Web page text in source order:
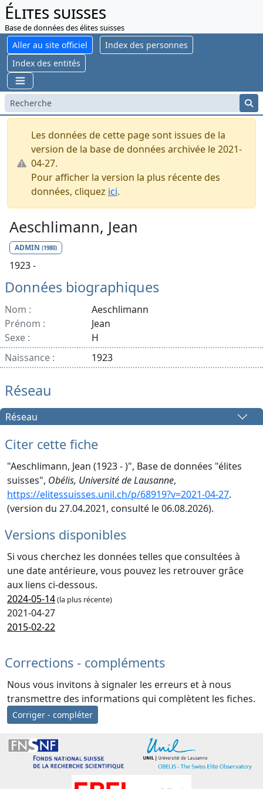
Élites suisses
Base de données des élites suisses
Aller au site officiel
Index des personnes
Index des entités
Les données de cette page sont issues de la
version de la base de données archivée le 2021-
04-27.
Pour afficher la version la plus récente des
données, cliquez ici.
Aeschlimann, Jean
ADMIN (1980)
1923 -
Données biographiques
Nom :
Aeschlimann
Prénom :
Jean
Sexe :
H
Naissance :
1923
Réseau
Réseau
Citer cette fiche
"Aeschlimann, Jean (1923 - )", Base de données "élites
suisses", Obélis, Université de Lausanne,
https://elitessuisses.unil.ch/p/68919?v=2021-04-27.
(version du 27.04.2021, consulté le 06.08.2026).
Versions disponibles
Si vous cherchez les données telles que consultées à
une date antérieure, vous pouvez les retrouver grâce
aux liens ci-dessous.
2024-05-14(la plus récente)
2021-04-27
2015-02-22
Corrections - compléments
Nous vous invitons à signaler les erreurs et à nous
transmettre des informations qui complètent les fiches.
Corriger - compléter